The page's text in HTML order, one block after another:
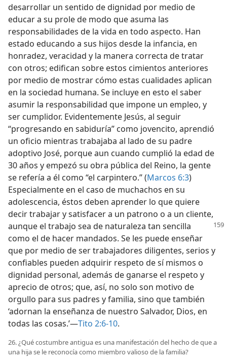
desarrollar un sentido de dignidad por medio de
educar a su prole de modo que asuma las
responsabilidades de la vida en todo aspecto. Han
estado educando a sus hijos desde la infancia, en
honradez, veracidad y la manera correcta de tratar
con otros; edifican sobre estos cimientos anteriores
por medio de mostrar cómo estas cualidades aplican
en la sociedad humana. Se incluye en esto el saber
asumir la responsabilidad que impone un empleo, y
ser cumplidor. Evidentemente Jesús, al seguir
“progresando en sabiduría” como jovencito, aprendió
un oficio mientras trabajaba al lado de su padre
adoptivo José, porque aun cuando cumplió la edad de
30 años y empezó su obra pública del Reino, la gente
se refería a él como “el carpintero.” (Marcos 6:3)
Especialmente en el caso de muchachos en su
adolescencia, éstos deben aprender lo que quiere
decir trabajar y satisfacer a un patrono o a un cliente,
aunque el trabajo sea de naturaleza tan sencilla
como el de hacer mandados. Se les puede enseñar
que por medio de ser trabajadores diligentes, serios y
confiables pueden adquirir respeto de sí mismos o
dignidad personal, además de ganarse el respeto y
aprecio de otros; que, así, no solo son motivo de
orgullo para sus padres y familia, sino que también
‘adornan la enseñanza de nuestro Salvador, Dios, en
todas las cosas.’—Tito 2:6-10.
26. ¿Qué costumbre antigua es una manifestación del hecho de que a
una hija se le reconocía como miembro valioso de la familia?